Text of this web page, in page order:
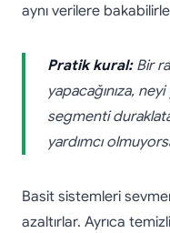
aynı verilere
Pratik kural:Bir
yapacağınıza,
segmenti
yardımcı
Basit sistemleri
azaltırlar. Ayrıca